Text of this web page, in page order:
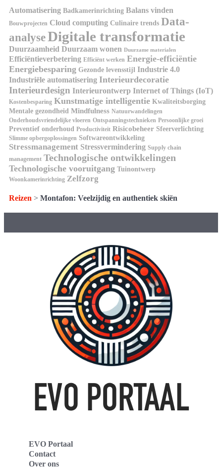
Automatisering Badkamerinrichting Balans vinden
Bouwprojecten Cloud computing Culinaire trends Data-
analyseDigitale transformatie
Duurzaamheid Duurzaam wonen Duurzame materialen
Efficiëntieverbetering Efficiënt werken Energie-efficiëntie
Energiebesparing Gezonde levensstijl Industrie 4.0
Industriële automatisering Interieurdecoratie
Interieurdesign Interieurontwerp Internet of Things (IoT)
Kostenbesparing Kunstmatige intelligentie Kwaliteitsborging
Mentale gezondheid Mindfulness Natuurwandelingen
Onderhoudsvriendelijke vloeren Ontspanningstechnieken Persoonlijke groei
Preventief onderhoud Productiviteit Risicobeheer Sfeerverlichting
Slimme opbergoplossingen Softwareontwikkeling
Stressmanagement Stressvermindering Supply chain
management Technologische ontwikkelingen
Technologische vooruitgang Tuinontwerp
Woonkamerinrichting Zelfzorg
Reizen > Montafon: Veelzijdig en authentiek skiën
EVO Portaal
Contact
Over ons